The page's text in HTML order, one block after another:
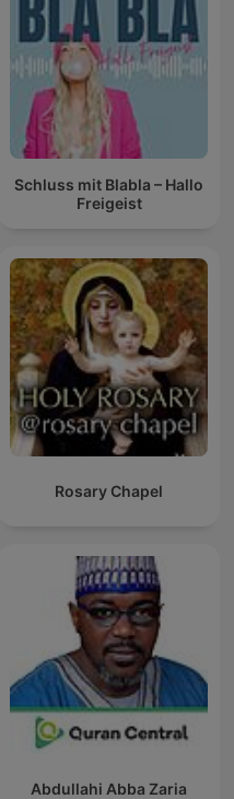
Schluss mit Blabla – Hallo
Freigeist
Rosary Chapel
Abdullahi Abba Zaria